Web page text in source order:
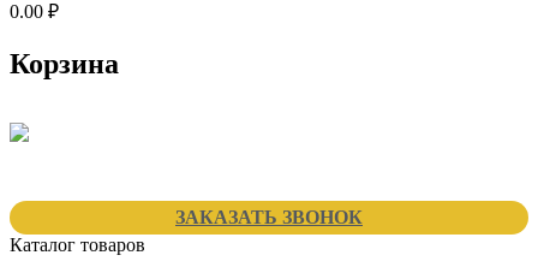
0.00 ₽
Корзина
ЗАКАЗАТЬ ЗВОНОК
Каталог товаров